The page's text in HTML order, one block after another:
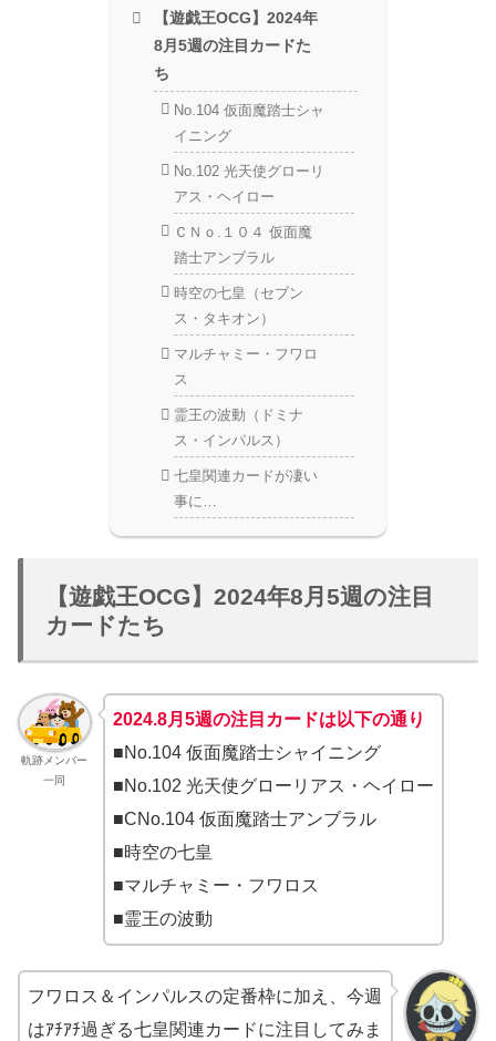
【遊戯王OCG】2024年
8月5週の注目カードた
ち
No.104 仮面魔踏士シャ
イニング
No.102 光天使グローリ
アス・ヘイロー
ＣＮｏ.１０４ 仮面魔
踏士アンブラル
時空の七皇（セブン
ス・タキオン）
マルチャミー・フワロ
ス
霊王の波動（ドミナ
ス・インパルス）
七皇関連カードが凄い
事に…
【遊戯王OCG】2024年8月5週の注目
カードたち
軌跡メンバー
一同
2024.8月5週の注目カードは以下の通り
■No.104 仮面魔踏士シャイニング
■No.102 光天使グローリアス・ヘイロー
■CNo.104 仮面魔踏士アンブラル
■時空の七皇
■マルチャミー・フワロス
■霊王の波動
フワロス＆インパルスの定番枠に加え、今週
はｱﾁｱﾁ過ぎる七皇関連カードに注目してみま